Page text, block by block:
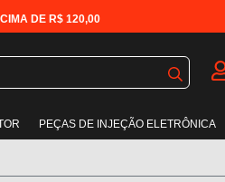
DE R$ 120,00
PEÇAS DE INJEÇÃO ELETRÔNICA